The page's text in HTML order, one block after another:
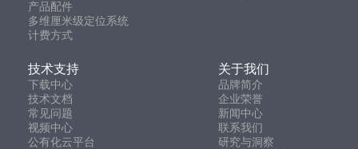
产品配件
多维厘米级定位系统
计费方式
技术支持 关于我们
下载中心
品牌简介
技术文档
企业荣誉
常见问题
新闻中心
视频中心
联系我们
公有化云平台
研究与洞察